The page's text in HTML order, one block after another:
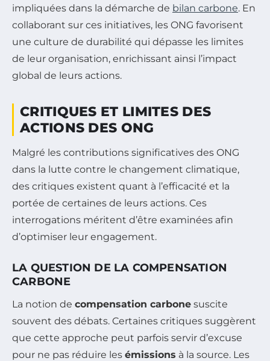
impliquées dans la démarche de bilan carbone. En
collaborant sur ces initiatives, les ONG favorisent
une culture de durabilité qui dépasse les limites
de leur organisation, enrichissant ainsi l’impact
global de leurs actions.
CRITIQUES ET LIMITES DES
ACTIONS DES ONG
Malgré les contributions significatives des ONG
dans la lutte contre le changement climatique,
des critiques existent quant à l’efficacité et la
portée de certaines de leurs actions. Ces
interrogations méritent d’être examinées afin
d’optimiser leur engagement.
LA QUESTION DE LA COMPENSATION
CARBONE
La notion de compensation carbone suscite
souvent des débats. Certaines critiques suggèrent
que cette approche peut parfois servir d’excuse
pour ne pas réduire les émissions à la source. Les